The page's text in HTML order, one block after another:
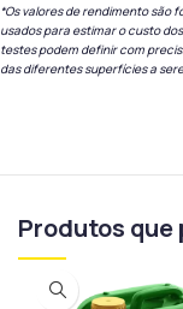
*Os valores de rendimento são
usados ​​para estimar o custo
testes podem definir com
das diferentes superfícies a
Produtos